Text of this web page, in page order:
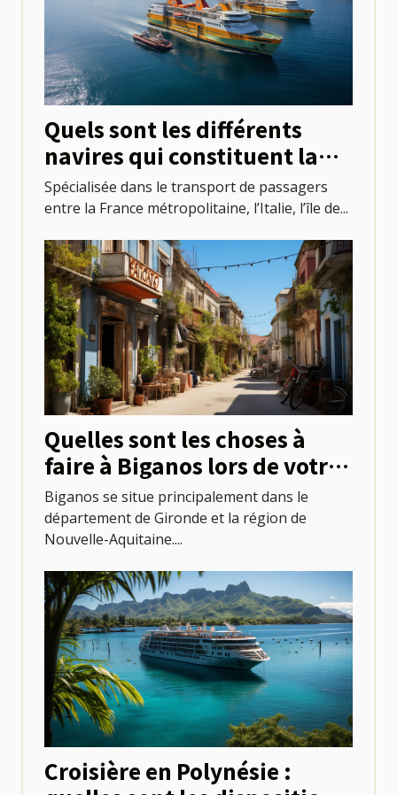
Quels sont les différents
navires qui constituent la
flotte de Corsica Ferries ?
Spécialisée dans le transport de passagers
entre la France métropolitaine, l’Italie, l’île de...
Quelles sont les choses à
faire à Biganos lors de votre
séjour ?
Biganos se situe principalement dans le
département de Gironde et la région de
Nouvelle-Aquitaine....
Croisière en Polynésie :